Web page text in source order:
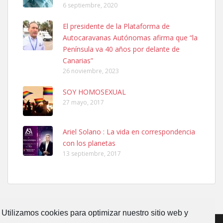
Utilizamos cookies para optimizar nuestro sitio web y
Ninfa perdida
El día 5 se los perdió una ninfa papillera, asustada tiene miedo a la
calle, se perdió por la zon...
Leales.org » Gran Canaria
6.7.2025
Adopcion
Busco casa de acogida para mi perrita ya que por temas de trabajo
no la puedo tener. Solo gente r...
6 septiembre, 2020
El presidente de la Plataforma de
Autocaravanas Autónomas afirma que “la
Península va 40 años por delante de
Canarias”
26 noviembre, 2023
SOY HOMOSEXUAL
27 mayo, 2017
Ariel Solano : La vida en correspondencia
con los planetas
13 septiembre, 2017